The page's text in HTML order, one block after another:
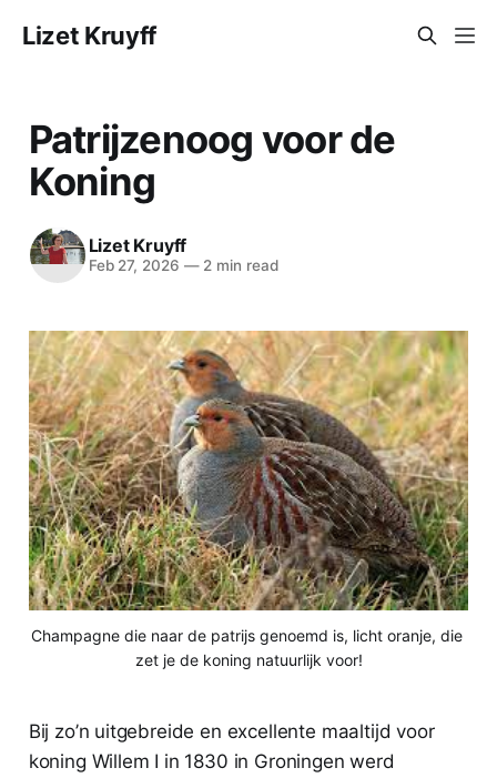
Lizet Kruyff
Patrijzenoog voor de
Koning
Lizet Kruyff
Feb 27, 2026 —2 min read
Champagne die naar de patrijs genoemd is, licht oranje, die
zet je de koning natuurlijk voor!
Bij zo’n uitgebreide en excellente maaltijd voor
koning Willem I in 1830 in Groningen werd